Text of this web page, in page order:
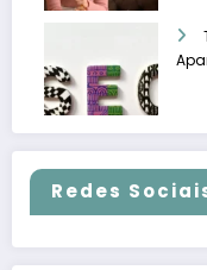
Redes